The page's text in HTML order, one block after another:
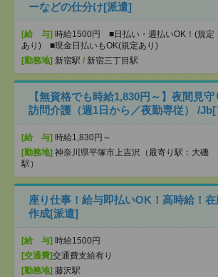
ーなどの仕分け[派遣]
[給 与] 時給1500円 ■日払い・週払いOK！(規定
あり) ■現金日払いもOK(規定あり)
[勤務地] 新宿駅 / 新宿三丁目駅
【無資格でも時給1,830円～】夜間見守
訪問介護（週1日から／夜勤専従） /
[給 与] 時給1,830円～
[勤務地] 神奈川県平塚市上吉沢（最寄り駅：大磯
駅）
座り仕事！給与即払いOK！高時給！
作成[派遣]
[給 与] 時給1500円
[交通費]交通費支給有り
[勤務地] 藤沢駅